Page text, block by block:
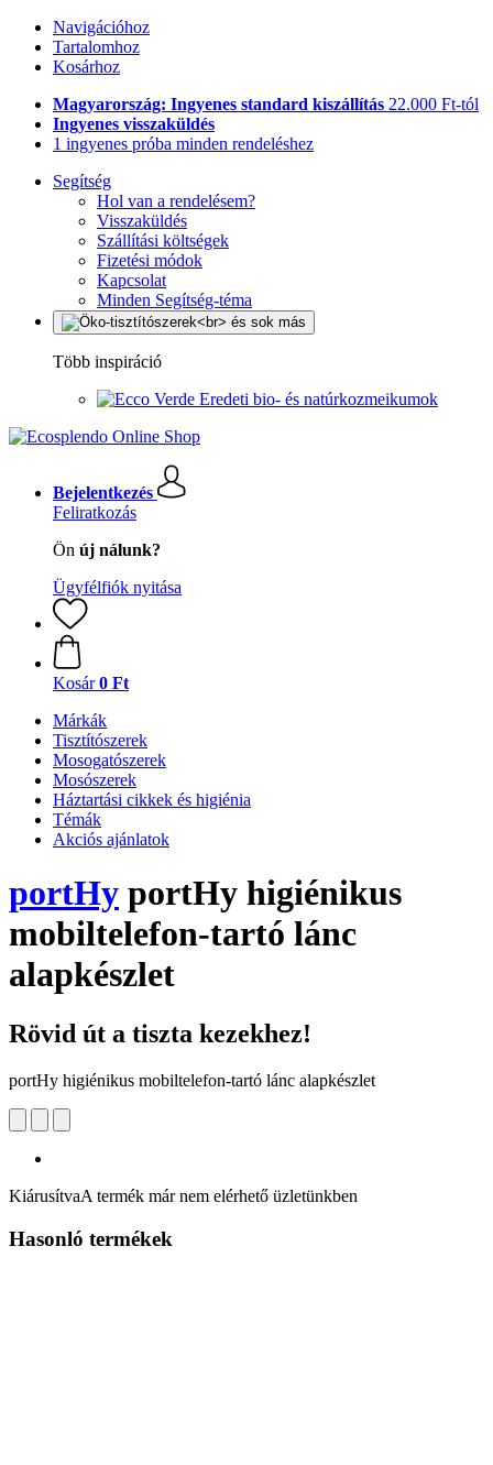
Navigációhoz
Tartalomhoz
Kosárhoz
Magyarország: Ingyenes standard kiszállítás 22.000 Ft-tól
Ingyenes visszaküldés
1 ingyenes próba minden rendeléshez
Segítség
Hol van a rendelésem?
Visszaküldés
Szállítási költségek
Fizetési módok
Kapcsolat
Minden Segítség-téma
Több inspiráció
Eredeti bio- és natúrkozmeikumok
Bejelentkezés
Feliratkozás
Ön új nálunk?
Ügyfélfiók nyitása
Kosár 0 Ft
Márkák
Tisztítószerek
Mosogatószerek
Mosószerek
Háztartási cikkek és higiénia
Témák
Akciós ajánlatok
portHy portHy higiénikus
mobiltelefon-tartó lánc
alapkészlet
Rövid út a tiszta kezekhez!
portHy higiénikus mobiltelefon-tartó lánc alapkészlet
KiárusítvaA termék már nem elérhető üzletünkben
Hasonló termékek